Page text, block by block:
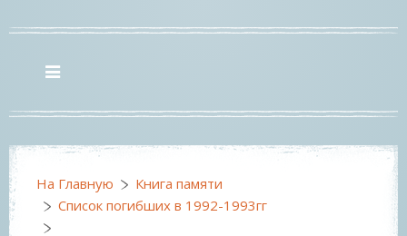
На Главную
Книга памяти
Список погибших в 1992-1993гг